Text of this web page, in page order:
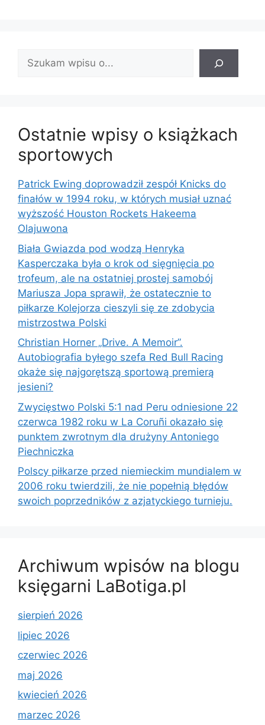
Znajdź
wpis:
Ostatnie wpisy o książkach
sportowych
Patrick Ewing doprowadził zespół Knicks do
finałów w 1994 roku, w których musiał uznać
wyższość Houston Rockets Hakeema
Olajuwona
Biała Gwiazda pod wodzą Henryka
Kasperczaka była o krok od sięgnięcia po
trofeum, ale na ostatniej prostej samobój
Mariusza Jopa sprawił, że ostatecznie to
piłkarze Kolejorza cieszyli się ze zdobycia
mistrzostwa Polski
Christian Horner „Drive. A Memoir”.
Autobiografia byłego szefa Red Bull Racing
okaże się najgorętszą sportową premierą
jesieni?
Zwycięstwo Polski 5:1 nad Peru odniesione 22
czerwca 1982 roku w La Coruñi okazało się
punktem zwrotnym dla drużyny Antoniego
Piechniczka
Polscy piłkarze przed niemieckim mundialem w
2006 roku twierdzili, że nie popełnią błędów
swoich poprzedników z azjatyckiego turnieju.
Archiwum wpisów na blogu
księgarni LaBotiga.pl
sierpień 2026
lipiec 2026
czerwiec 2026
maj 2026
kwiecień 2026
marzec 2026